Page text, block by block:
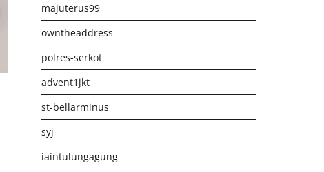
majuterus99
owntheaddress
polres-serkot
advent1jkt
st-bellarminus
syj
iaintulungagung